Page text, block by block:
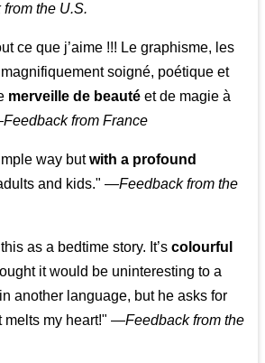
the U.S.
ce que j’aime !!! Le graphisme, les
soigné, poétique et
merveille de beautéet de magie à
Feedback from France
way butwith a profound
and kids." —Feedback from the
as a bedtime story. It’s colourful
it would be uninteresting to a
another language, but he asks for
melts my heart!" —Feedback from the